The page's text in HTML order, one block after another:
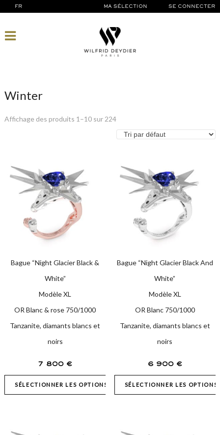
FR MA SÉLECTION SE CONNECTER
Winter
Affichage des produits 1–10 sur 224
Bague “Night Glacier Black &
White”
Modèle XL
OR Blanc & rose 750/1000
Tanzanite, diamants blancs et
noirs
7 800 €
SÉLECTIONNER LES OPTIONS
Bague “Night Glacier Black And
White”
Modèle XL
OR Blanc 750/1000
Tanzanite, diamants blancs et
noirs
6 900 €
SÉLECTIONNER LES OPTIONS